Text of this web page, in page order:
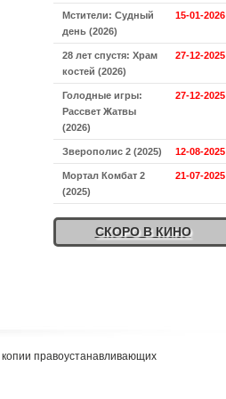
Мстители: Судный
день (2026)
15-01-2026
28 лет спустя: Храм
костей (2026)
27-12-2025
Голодные игры:
Рассвет Жатвы
(2026)
27-12-2025
Зверополис 2 (2025) 12-08-2025
Мортал Комбат 2
(2025)
21-07-2025
СКОРО В КИНО
правоустанавливающих